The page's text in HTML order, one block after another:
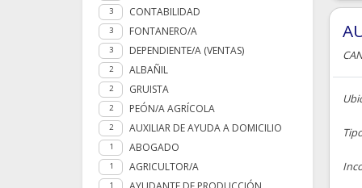
3 CONTABILIDAD
3 FONTANERO/A
3 DEPENDIENTE/A (VENTAS)
2 ALBAÑIL
2 GRUISTA
2 PEÓN/A AGRÍCOLA
2 AUXILIAR DE AYUDA A DOMICILIO
1 ABOGADO
1 AGRICULTOR/A
1